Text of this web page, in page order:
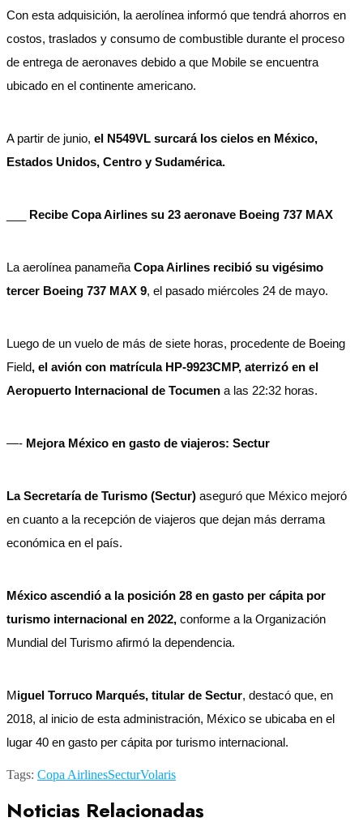
Con esta adquisición, la aerolínea informó que tendrá ahorros en
costos, traslados y consumo de combustible durante el proceso
de entrega de aeronaves debido a que Mobile se encuentra
ubicado en el continente americano.
A partir de junio, el N549VL surcará los cielos en México,
Estados Unidos, Centro y Sudamérica.
Recibe Copa Airlines su 23 aeronave Boeing 737 MAX
La aerolínea panameña Copa Airlines recibió su vigésimo
tercer Boeing 737 MAX 9, el pasado miércoles 24 de mayo.
Luego de un vuelo de más de siete horas, procedente de Boeing
Field, el avión con matrícula HP-9923CMP, aterrizó en el
Aeropuerto Internacional de Tocumen a las 22:32 horas.
—- Mejora México en gasto de viajeros: Sectur
La Secretaría de Turismo (Sectur) aseguró que México mejoró
en cuanto a la recepción de viajeros que dejan más derrama
económica en el país.
México ascendió a la posición 28 en gasto per cápita por
turismo internacional en 2022, conforme a la Organización
Mundial del Turismo afirmó la dependencia.
M iguel Torruco Marqués, titular de Sectur, destacó que, en
2018, al inicio de esta administración, México se ubicaba en el
lugar 40 en gasto per cápita por turismo internacional.
Tags: Copa AirlinesSecturVolaris
Noticias Relacionadas